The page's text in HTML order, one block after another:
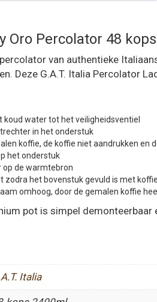
Oro Percolator 48
van authentieke
Deze G.A.T. Italia Percolator
koud water tot het veiligheidsventiel
in het onderstuk
koffie, de koffie niet aandrukken en
het onderstuk
op de warmtebron
zodra het bovenstuk gevuld is met koffie
omhoog, door de gemalen koffie
pot is simpel
Italia